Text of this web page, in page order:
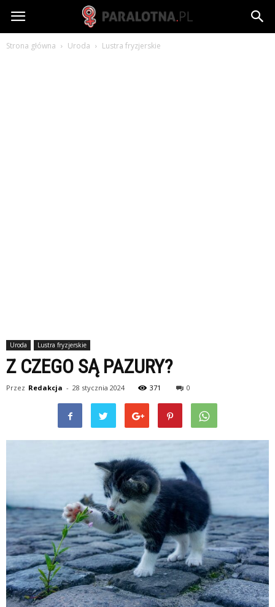
paralotna.pl
Strona główna Uroda Lustra fryzjerskie
Uroda Lustra fryzjerskie
Z CZEGO SĄ PAZURY?
Przez Redakcja - 28 stycznia 2024 371 0